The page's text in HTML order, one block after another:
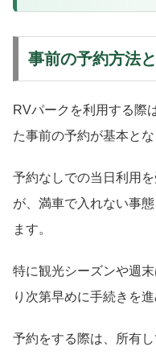
事前の予約方法
RVパークを利用する際
た事前の予約が基本とな
予約なしでの当日利用
が、満車で入れない事
ます。
特に観光シーズンや週
り次第早めに手続きを進
予約をする際は、所有